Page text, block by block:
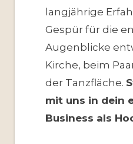
langjährige
Gespür für die
Augenblicke
Kirche, beim
der Tanzfläche.
mit uns in dein
Business als